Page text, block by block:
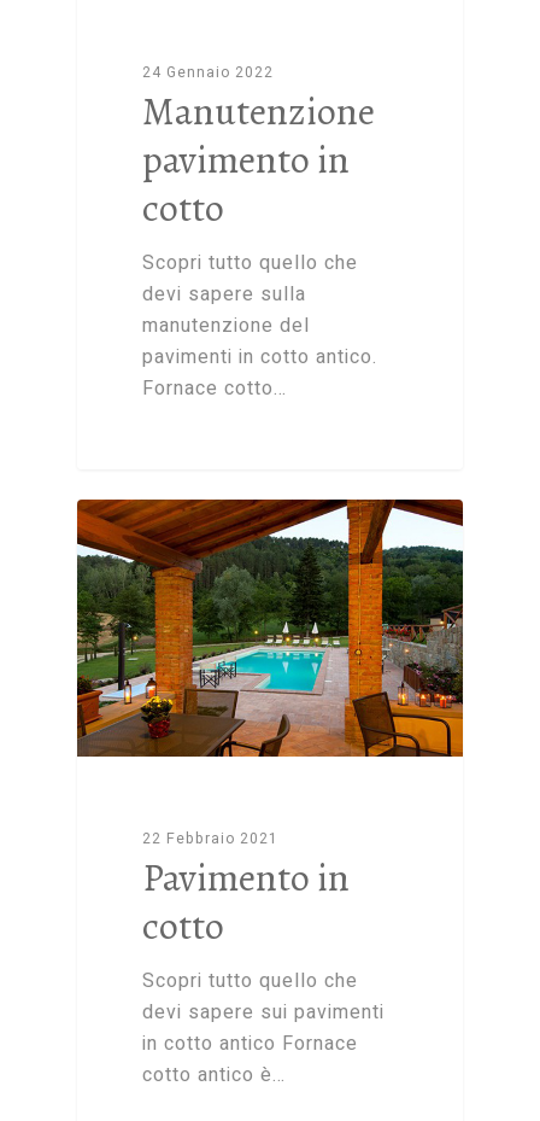
24 Gennaio 2022
Manutenzione
pavimento in
cotto
Scopri tutto quello che
devi sapere sulla
manutenzione del
pavimenti in cotto antico.
Fornace cotto…
22 Febbraio 2021
Pavimento in
cotto
Scopri tutto quello che
devi sapere sui pavimenti
in cotto antico Fornace
cotto antico è…